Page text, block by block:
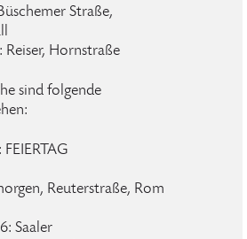
Straße,
Reiser, Hornstraße
sind folgende
Reuterstraße, Rom
Saaler